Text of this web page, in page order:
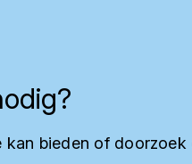
bieden of